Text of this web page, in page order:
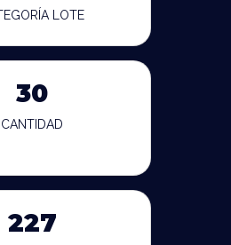
LOTE
30
CANTIDAD
227